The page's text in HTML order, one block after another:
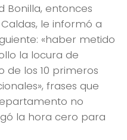
Bonilla, entonces
le informó a
«haber metido
la locura de
de los 10 primeros
frases que
no
la hora cero para